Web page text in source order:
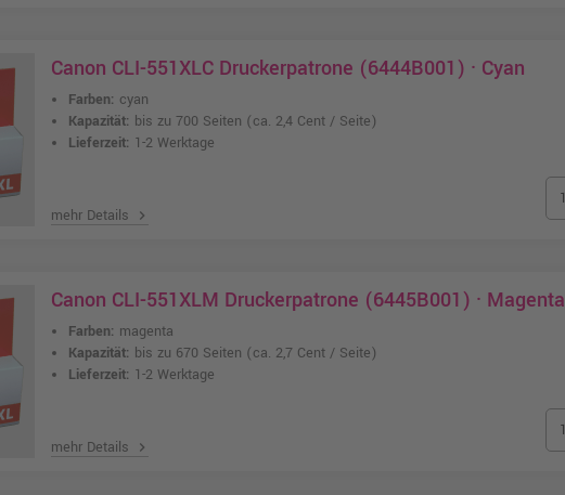
Canon CLI-551XLC Druckerpatrone (6444B001) · Cyan
Farben: cyan
Kapazität: bis zu 700 Seiten (ca. 2,4 Cent / Seite)
Lieferzeit: 1-2 Werktage
mehr Details chevron_right
Canon CLI-551XLM Druckerpatrone (6445B001) · Magenta
Farben: magenta
Kapazität: bis zu 670 Seiten (ca. 2,7 Cent / Seite)
Lieferzeit: 1-2 Werktage
mehr Details chevron_right